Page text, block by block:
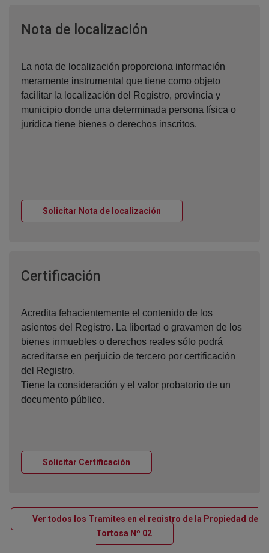
Nota de localización
La nota de localización proporciona información
meramente instrumental que tiene como objeto
facilitar la localización del Registro, provincia y
municipio donde una determinada persona física o
jurídica tiene bienes o derechos inscritos.
Solicitar Nota de localización
Certificación
Acredita fehacientemente el contenido de los
asientos del Registro. La libertad o gravamen de los
bienes inmuebles o derechos reales sólo podrá
acreditarse en perjuicio de tercero por certificación
del Registro.
Tiene la consideración y el valor probatorio de un
documento público.
Solicitar Certificación
Ver todos los Tramites en el registro de la Propiedad de
Tortosa Nº 02Ventana nueva